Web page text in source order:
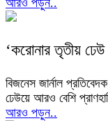
‘করোনার তৃতীয় ঢেউ
বিজনেস জার্নাল
ঢেউয়ে আরও বেশি
আরও পড়ুন..